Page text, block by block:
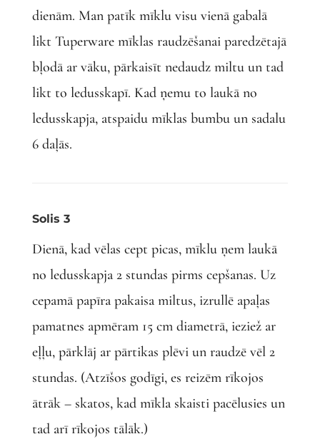
dienām. Man patīk mīklu visu vienā gabalā
likt Tuperware mīklas raudzēšanai paredzētajā
bļodā ar vāku, pārkaisīt nedaudz miltu un tad
likt to ledusskapī. Kad ņemu to laukā no
ledusskapja, atspaidu mīklas bumbu un sadalu
6 daļās.
Solis 3
Dienā, kad vēlas cept picas, mīklu ņem laukā
no ledusskapja 2 stundas pirms cepšanas. Uz
cepamā papīra pakaisa miltus, izrullē apaļas
pamatnes apmēram 15 cm diametrā, ieziež ar
eļļu, pārklāj ar pārtikas plēvi un raudzē vēl 2
stundas. (Atzīšos godīgi, es reizēm rīkojos
ātrāk – skatos, kad mīkla skaisti pacēlusies un
tad arī rīkojos tālāk.)